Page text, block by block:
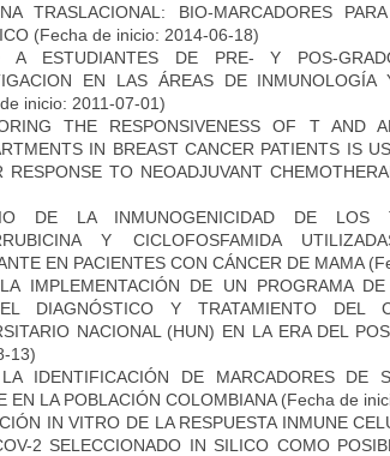
TRASLACIONAL: BIO-MARCADORES
(Fecha de inicio: 2014-06-18)
A ESTUDIANTES DE PRE- Y POS-
EN LAS ÁREAS DE INMUNOLOGÍA
inicio: 2011-07-01)
THE RESPONSIVENESS OF T AND
IN BREAST CANCER PATIENTS IS
RESPONSE TO NEOADJUVANT
DE LA INMUNOGENICIDAD DE LOS
Y CICLOFOSFAMIDA
EN PACIENTES CON CÁNCER DE MAMA
IMPLEMENTACIÓN DE UN PROGRAMA
DIAGNÓSTICO Y TRATAMIENTO DEL
NACIONAL (HUN) EN LA ERA DEL
13)
IDENTIFICACIÓN DE MARCADORES DE
EN LA POBLACIÓN COLOMBIANA(Fecha de
IN VITRO DE LA RESPUESTA INMUNE
2 SELECCIONADO IN SILICO COMO